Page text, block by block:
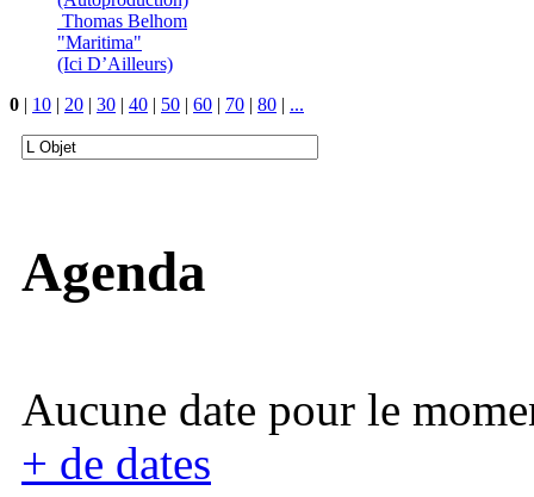
Thomas Belhom
"Maritima"
(Ici D’Ailleurs)
0 | 10 | 20 | 30 | 40 | 50 | 60 | 70 | 80 | ...
Agenda
Aucune date pour le
+ de dates